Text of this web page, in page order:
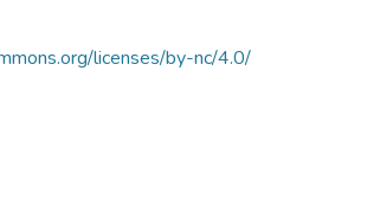
licenses/by-nc/4.0/